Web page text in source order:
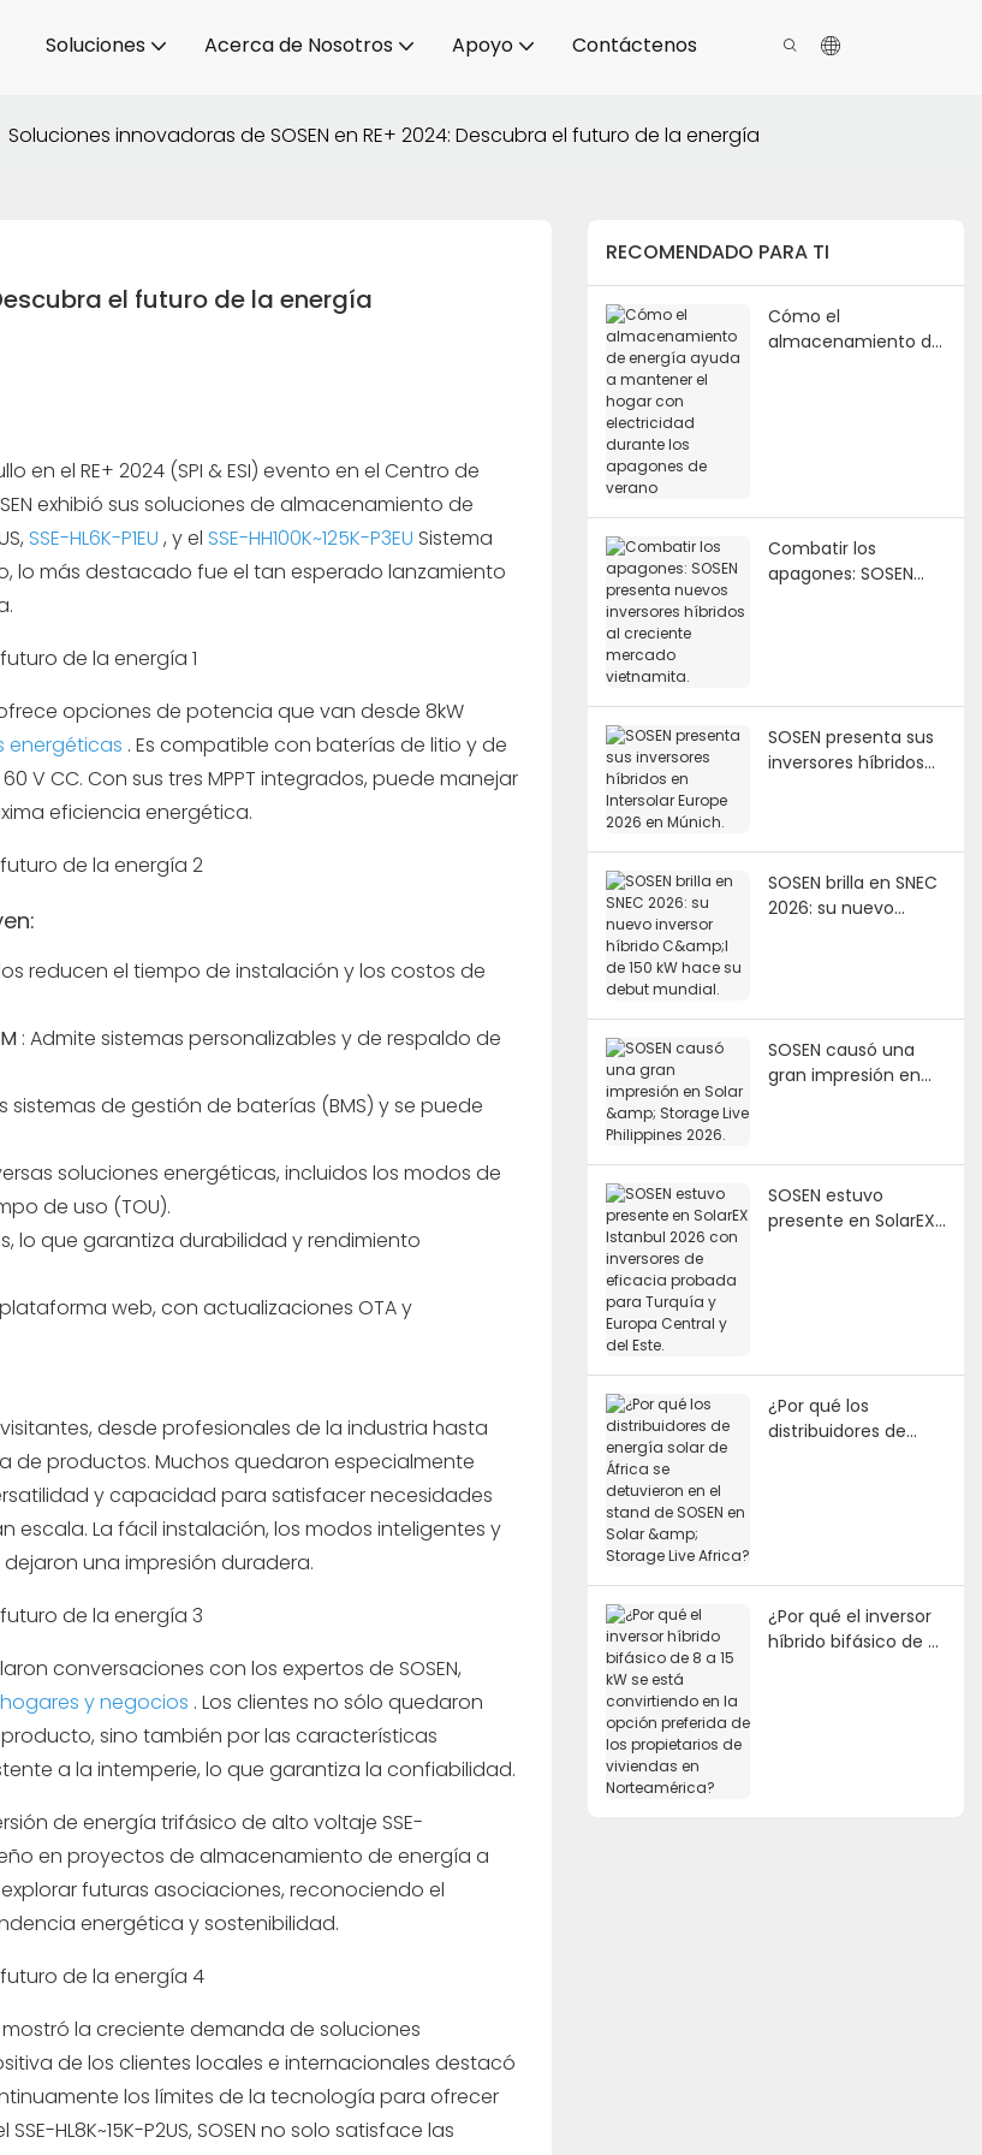
Soluciones Acerca de Nosotros Apoyo Contáctenos
Soluciones innovadoras de SOSEN en RE+ 2024: Descubra el futuro de la energía
el futuro de la energía
en el RE+ 2024 (SPI & ESI) evento en el Centro de
exhibió sus soluciones de almacenamiento de
SSE-HL6K-P1EU , y el SSE-HH100K~125K-P3EU Sistema
lo más destacado fue el tan esperado lanzamiento
opciones de potencia que van desde 8kW
energéticas . Es compatible con baterías de litio y de
CC. Con sus tres MPPT integrados, puede manejar
eficiencia energética.
reducen el tiempo de instalación y los costos de
: Admite sistemas personalizables y de respaldo de
sistemas de gestión de baterías (BMS) y se puede
soluciones energéticas, incluidos los modos de
de uso (TOU).
lo que garantiza durabilidad y rendimiento
web, con actualizaciones OTA y
desde profesionales de la industria hasta
de productos. Muchos quedaron especialmente
y capacidad para satisfacer necesidades
La fácil instalación, los modos inteligentes y
una impresión duradera.
conversaciones con los expertos de SOSEN,
y negocios . Los clientes no sólo quedaron
sino también por las características
a la intemperie, lo que garantiza la confiabilidad.
de energía trifásico de alto voltaje SSE-
en proyectos de almacenamiento de energía a
futuras asociaciones, reconociendo el
energética y sostenibilidad.
mostró la creciente demanda de soluciones
de los clientes locales e internacionales destacó
los límites de la tecnología para ofrecer
HL8K~15K-P2US, SOSEN no solo satisface las
RECOMENDADO PARA TI
Cómo el
almacenamiento de
Combatir los
apagones: SOSEN
SOSEN presenta sus
inversores híbridos
SOSEN brilla en SNEC
2026: su nuevo
SOSEN causó una
gran impresión en
SOSEN estuvo
presente en SolarEX
Este.
¿Por qué los
distribuidores de
¿Por qué el inversor
híbrido bifásico de 8